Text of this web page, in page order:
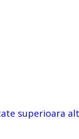
superioara